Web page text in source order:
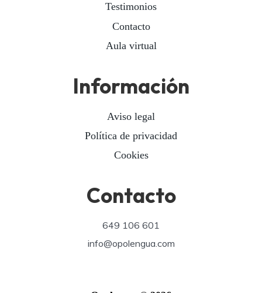
Testimonios
Contacto
Aula virtual
Información
Aviso legal
Política de privacidad
Cookies
Contacto
649 106 601
info@opolengua.com